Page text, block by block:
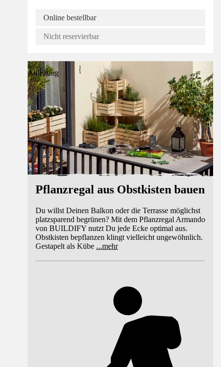
Online bestellbar
Nicht reservierbar
Anleitung
Pflanzregal aus Obstkisten bauen
Du willst Deinen Balkon oder die Terrasse möglichst
platzsparend begrünen? Mit dem Pflanzregal Armando
von BUILDIFY nutzt Du jede Ecke optimal aus.
Obstkisten bepflanzen klingt vielleicht ungewöhnlich.
Gestapelt als Kübe ...mehr